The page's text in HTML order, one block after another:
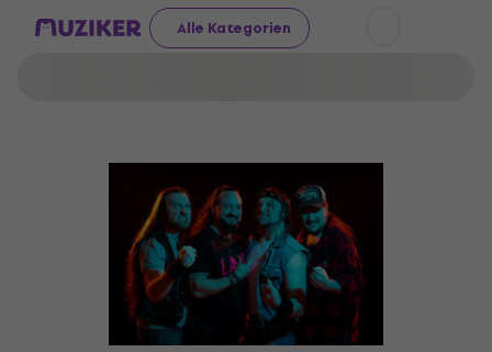
Alle Kategorien